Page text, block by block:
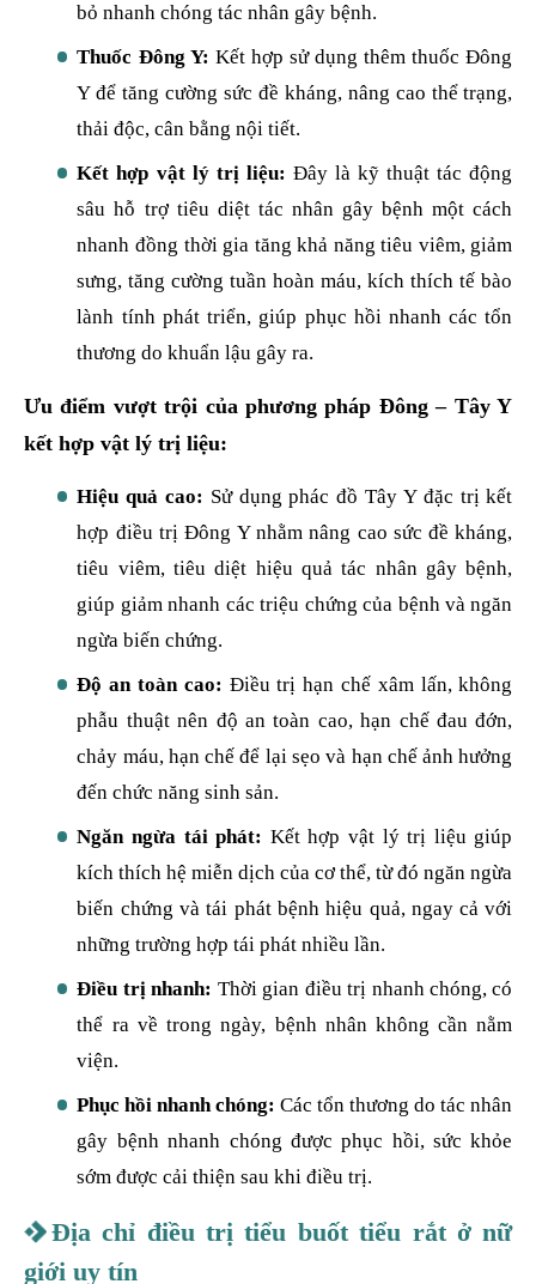
bỏ nhanh chóng tác nhân gây bệnh.
Thuốc Đông Y: Kết hợp sử dụng thêm thuốc Đông
Y để tăng cường sức đề kháng, nâng cao thể trạng,
thải độc, cân bằng nội tiết.
Kết hợp vật lý trị liệu: Đây là kỹ thuật tác động
sâu hỗ trợ tiêu diệt tác nhân gây bệnh một cách
nhanh đồng thời gia tăng khả năng tiêu viêm, giảm
sưng, tăng cường tuần hoàn máu, kích thích tế bào
lành tính phát triển, giúp phục hồi nhanh các tổn
thương do khuẩn lậu gây ra.
Ưu điểm vượt trội của phương pháp Đông – Tây Y
kết hợp vật lý trị liệu:
Hiệu quả cao: Sử dụng phác đồ Tây Y đặc trị kết
hợp điều trị Đông Y nhằm nâng cao sức đề kháng,
tiêu viêm, tiêu diệt hiệu quả tác nhân gây bệnh,
giúp giảm nhanh các triệu chứng của bệnh và ngăn
ngừa biến chứng.
Độ an toàn cao: Điều trị hạn chế xâm lấn, không
phẫu thuật nên độ an toàn cao, hạn chế đau đớn,
chảy máu, hạn chế để lại sẹo và hạn chế ảnh hưởng
đến chức năng sinh sản.
Ngăn ngừa tái phát: Kết hợp vật lý trị liệu giúp
kích thích hệ miễn dịch của cơ thể, từ đó ngăn ngừa
biến chứng và tái phát bệnh hiệu quả, ngay cả với
những trường hợp tái phát nhiều lần.
Điều trị nhanh: Thời gian điều trị nhanh chóng, có
thể ra về trong ngày, bệnh nhân không cần nằm
viện.
Phục hồi nhanh chóng: Các tổn thương do tác nhân
gây bệnh nhanh chóng được phục hồi, sức khỏe
sớm được cải thiện sau khi điều trị.
Địa chỉ điều trị tiểu buốt tiểu rắt ở nữ
giới uy tín